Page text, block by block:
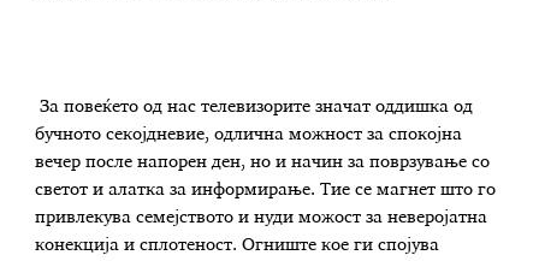
За повеќето од нас телевизорите значат оддишка од
бучното секојдневие, одлична можност за спокојна
вечер после напорен ден, но и начин за поврзување со
светот и алатка за информирање. Тие се магнет што го
привлекува семејството и нуди можост за неверојатна
конекција и сплотеност. Огниште кое ги спојува